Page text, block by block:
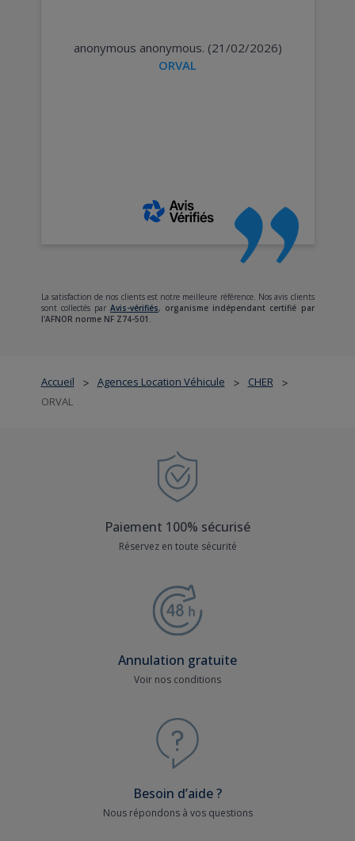
Accueil > Agences Location Véhicule > CHER >
ORVAL
anonymous anonymous. (21/02/2026)
ORVAL
La satisfaction de nos clients est notre meilleure référence. Nos avis clients
sont collectés par Avis-vérifiés, organisme indépendant certifié par
l'AFNOR norme NF Z74-501.
Paiement 100% sécurisé
Réservez en toute sécurité
Annulation gratuite
Voir nos conditions
Besoin d’aide ?
Nous répondons à vos questions